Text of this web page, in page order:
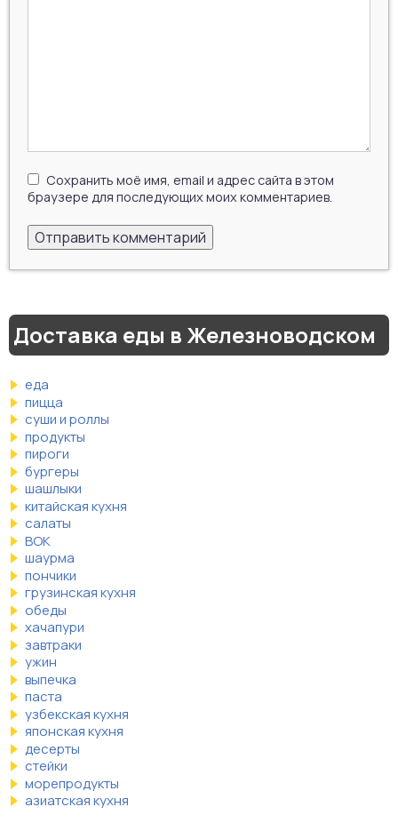
Сохранить моё имя, email и адрес сайта в этом
браузере для последующих моих комментариев.
Доставка еды в Железноводском
еда
пицца
суши и роллы
продукты
пироги
бургеры
шашлыки
китайская кухня
салаты
ВОК
шаурма
пончики
грузинская кухня
обеды
хачапури
завтраки
ужин
выпечка
паста
узбекская кухня
японская кухня
десерты
стейки
морепродукты
азиатская кухня